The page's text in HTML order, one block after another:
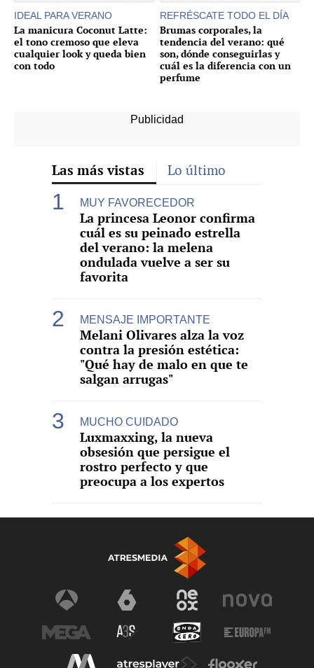
IDEAL PARA VERANO
La manicura Coconut Latte:
el tono cremoso que eleva
cualquier look y queda bien
con todo
REFRÉSCATE TODO EL DÍA
Brumas corporales, la
tendencia del verano: qué
son, dónde conseguirlas y
cuál es la diferencia con un
perfume
Las más vistas Lo último
MUY FAVORECEDOR
La princesa Leonor confirma
cuál es su peinado estrella
del verano: la melena
ondulada vuelve a ser su
favorita
MENSAJE IMPORTANTE
Melani Olivares alza la voz
contra la presión estética:
"Qué hay de malo en que te
salgan arrugas"
MUCHO CUIDADO
Luxmaxxing, la nueva
obsesión que persigue el
rostro perfecto y que
preocupa a los expertos